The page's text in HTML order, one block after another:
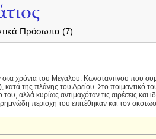
Πρόσωπα (7)
χρόνια του Μεγάλου. Κωνσταντίνου που
της πλάνης του Αρείου. Στο ποιμαντικό
του, αλλά κυρίως αντιμαχόταν τις αιρέσεις και
περιοχή του επιτέθηκαν και τον